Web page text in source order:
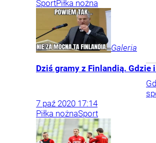
SportPiłka nożna
Galeria
Dziś gramy z Finlandią. Gdzie
7 paź 2020 17:14
Piłka nożnaSport